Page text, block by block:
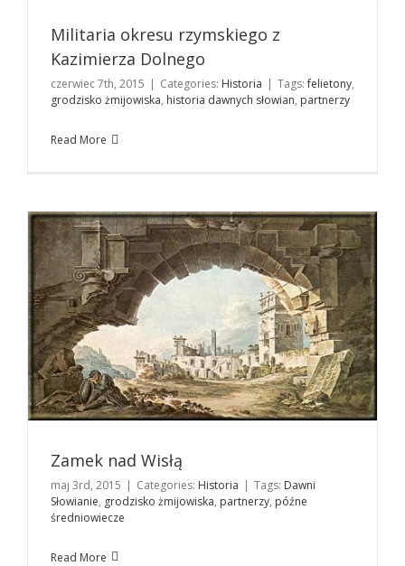
Militaria okresu rzymskiego z
Kazimierza Dolnego
czerwiec 7th, 2015 | Categories: Historia | Tags:felietony,
grodzisko żmijowiska, historia dawnych słowian, partnerzy
Read More
Zamek nad Wisłą
Zamek nad Wisłą
maj 3rd, 2015 | Categories: Historia | Tags: Dawni
Słowianie, grodzisko żmijowiska, partnerzy, późne
średniowiecze
Read More